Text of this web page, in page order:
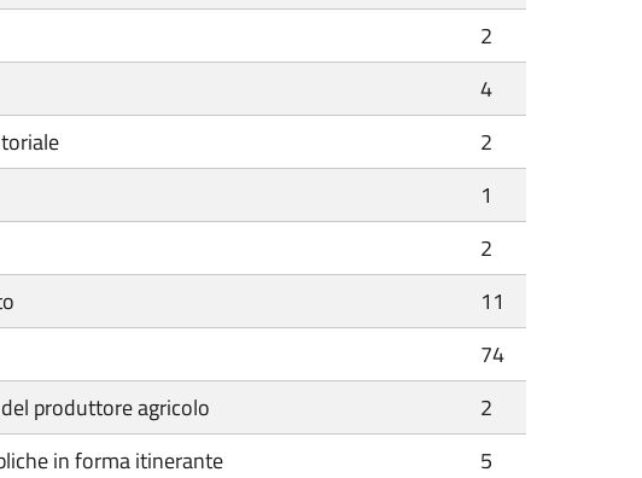
2
4
2
1
2
11
74
produttore agricolo
2
in forma itinerante
5